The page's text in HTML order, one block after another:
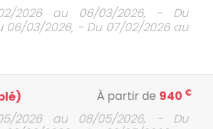
2026 au 06/03/2026, - Du
06/03/2026, - Du 07/02/2026 au
À partir de 940 €
2026 au 08/05/2026, - Du